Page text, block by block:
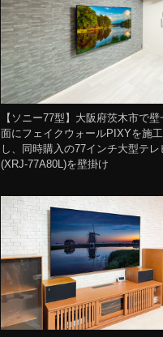
【ソニー77型】大阪府茨木市で壁
面にフェイクウォールPIXYを施工
し、同時購入の77インチ大型テレ
(XRJ-77A80L)を壁掛け